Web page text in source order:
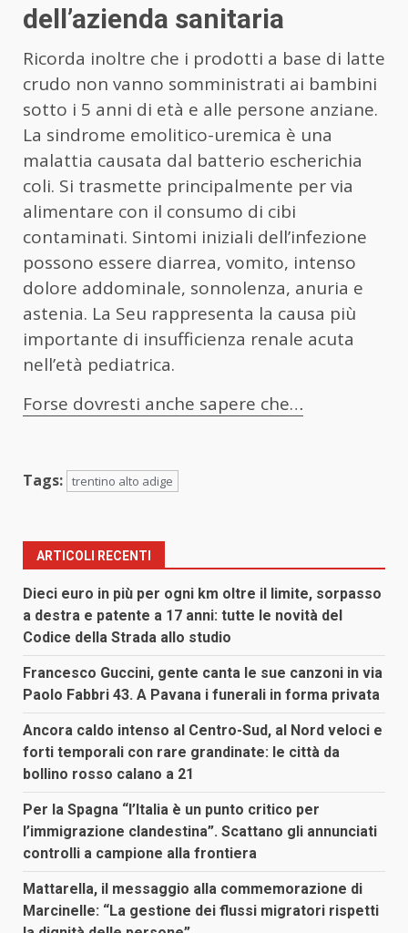
dell’azienda sanitaria
Ricorda inoltre che i prodotti a base di latte
crudo non vanno somministrati ai bambini
sotto i 5 anni di età e alle persone anziane.
La sindrome emolitico-uremica è una
malattia causata dal batterio escherichia
coli. Si trasmette principalmente per via
alimentare con il consumo di cibi
contaminati. Sintomi iniziali dell’infezione
possono essere diarrea, vomito, intenso
dolore addominale, sonnolenza, anuria e
astenia. La Seu rappresenta la causa più
importante di insufficienza renale acuta
nell’età pediatrica.
Forse dovresti anche sapere che…
Tags: trentino alto adige
ARTICOLI RECENTI
Dieci euro in più per ogni km oltre il limite, sorpasso
a destra e patente a 17 anni: tutte le novità del
Codice della Strada allo studio
Francesco Guccini, gente canta le sue canzoni in via
Paolo Fabbri 43. A Pavana i funerali in forma privata
Ancora caldo intenso al Centro-Sud, al Nord veloci e
forti temporali con rare grandinate: le città da
bollino rosso calano a 21
Per la Spagna “l’Italia è un punto critico per
l’immigrazione clandestina”. Scattano gli annunciati
controlli a campione alla frontiera
Mattarella, il messaggio alla commemorazione di
Marcinelle: “La gestione dei flussi migratori rispetti